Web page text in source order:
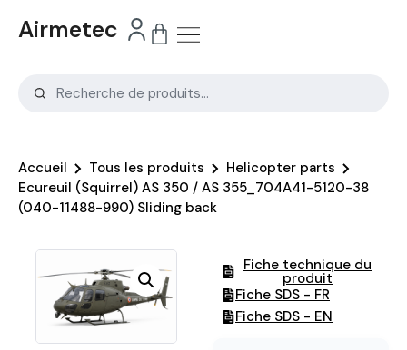
Airmetec
Accueil Tous les produits
Helicopter parts
Ecureuil (Squirrel) AS 350 / AS 355_704A41-5120-38
(040-11488-990) Sliding back
Fiche technique du
produit
Fiche SDS - FR
Fiche SDS - EN